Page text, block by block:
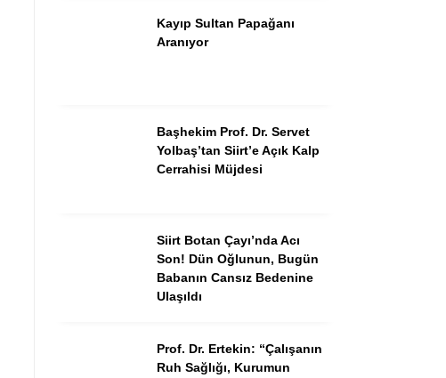
Kayıp Sultan Papağanı
Aranıyor
Başhekim Prof. Dr. Servet
Yolbaş’tan Siirt’e Açık Kalp
Cerrahisi Müjdesi
Siirt Botan Çayı’nda Acı
Son! Dün Oğlunun, Bugün
Babanın Cansız Bedenine
Ulaşıldı
Prof. Dr. Ertekin: “Çalışanın
Ruh Sağlığı, Kurumun